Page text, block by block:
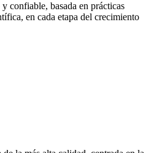
confiable, basada en prácticas
en cada etapa del crecimiento